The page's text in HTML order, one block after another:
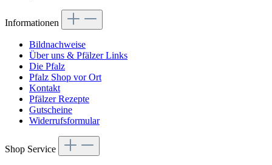
Informationen
Bildnachweise
Über uns & Pfälzer Links
Die Pfalz
Pfalz Shop vor Ort
Kontakt
Pfälzer Rezepte
Gutscheine
Widerrufsformular
Shop Service